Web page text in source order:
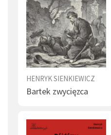
HENRYK SIENKIEWICZ
Bartek zwycięzca